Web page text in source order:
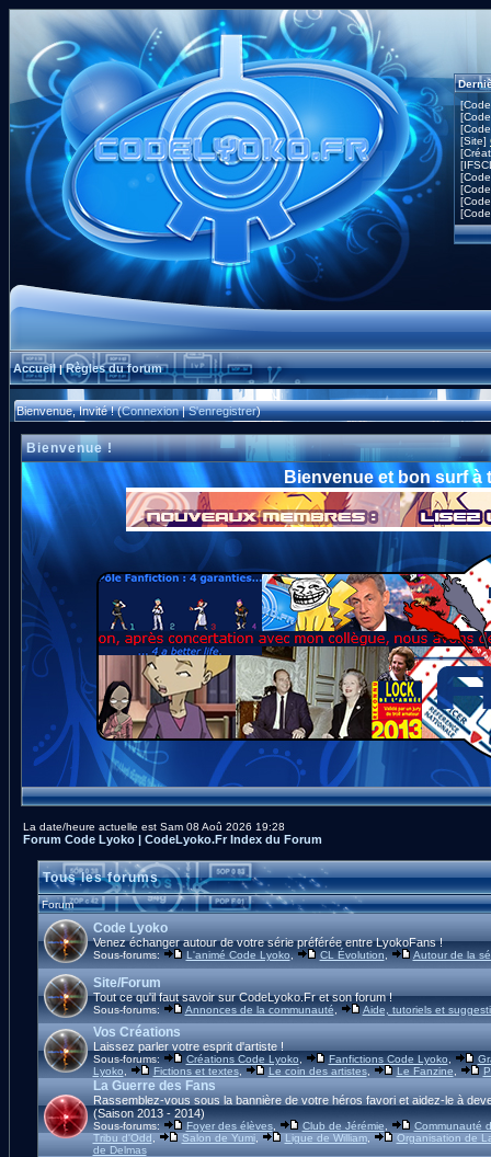
[Site]
Accueil|Règles du forum
Bienvenue, Invité ! (Connexion|S'enregistrer)
Bienvenue !
Bienvenue et bon surf à
La date/heure actuelle est Sam 08 Aoû 2026 19:28
Forum Code Lyoko | CodeLyoko.Fr Index du Forum
Tous les forums
Forum
Code Lyoko
Venez échanger autour de votre série préférée entre LyokoFans !
Sous-forums: L'animé Code Lyoko, CL Évolution Autour de la
Site/Forum
Tout ce qu'il faut savoir sur CodeLyoko.Fr et son forum !
Sous-forums: Annonces de la communauté, Aide, tutoriels et
Vos Créations
Laissez parler votre esprit d'artiste !
Sous-forums: Créations Code Lyoko, Fanfictions Code Lyoko,
Lyoko, Fictions et textes, Le coin des artistes, Le Fanzine
La Guerre des Fans
Rassemblez-vous sous la bannière de votre héros favori et aidez-le à
(Saison 2013 - 2014)
Sous-forums: Foyer des élèves, Club de Jérémie
Communauté
Tribu d'Odd
Salon de Yumi, Ligue de William,
Organisation de
de Delmas